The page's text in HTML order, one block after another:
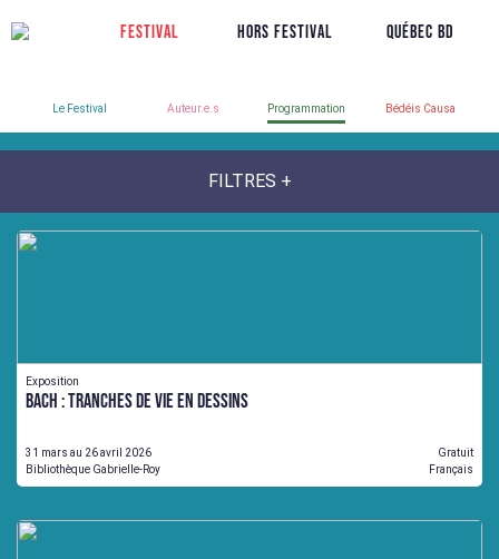
Festival Hors Festival Québec BD
Le Festival Auteur.e.s Programmation Bédéis Causa
FILTRES +
Exposition
Bach : Tranches de vie en dessins
31 mars au 26 avril 2026
Bibliothèque Gabrielle-Roy
Gratuit
Français